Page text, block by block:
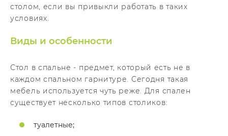
столом, если вы привыкли работать в таких
условиях.
Виды и особенности
Стол в спальне - предмет, который есть не в
каждом спальном гарнитуре. Сегодня такая
мебель используется чуть реже. Для спален
существует несколько типов столиков:
туалетные;